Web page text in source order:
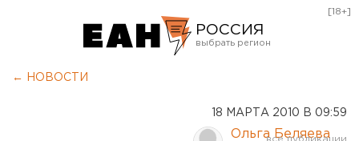
РОССИЯ
Курган
[18+]
← НОВОСТИ
18 МАРТА 2010 В 09:59
Ольга Беляева